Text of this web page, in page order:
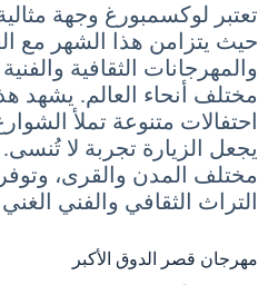
تعتبر لوكسمبورغ وجهة
حيث يتزامن هذا الشهر مع
والمهرجانات الثقافية
مختلف أنحاء العالم. يشهد
احتفالات متنوعة تملأ
يجعل الزيارة تجربة لا
مختلف المدن والقرى،
التراث الثقافي والفني
مهرجان قصر الدوق الأكبر